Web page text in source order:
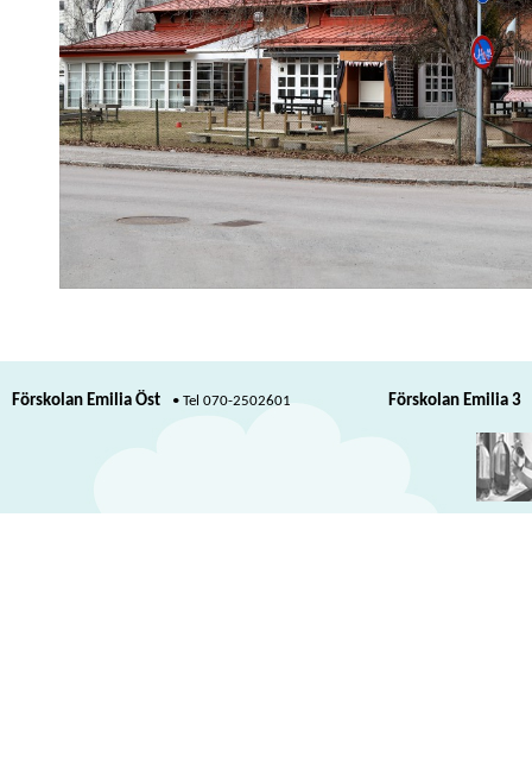
Förskolan Emilia Öst 070-2502601 Förskolan Emilia 3